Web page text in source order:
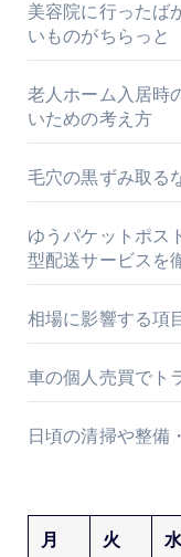
美容院に行ったば
いものがちらっと
老人ホーム入居時
いための考え方
毛穴の黒ずみ取る
ゆうパケットポス
型配送サービスを
相場に影響する項
車の個人売買でト
日頃の清掃や整備
月 火 水